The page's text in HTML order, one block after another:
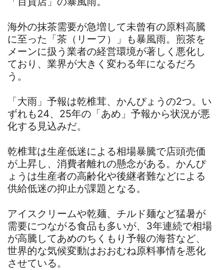
海外の抹茶需要が急増して未曾有の原料高騰
に至った「茶（リーフ）」も暴風雨。煎茶を
メーンに扱う業者の経営環境が著しく悪化し
ており、業界が大きく変わる年になるだろ
う。
「大雨」予報は乾椎茸、かんぴょうの2つ。い
ずれも24、25年の「あめ」予報から状況が悪
化する見込みだ。
乾椎茸は生産低迷による相場暴騰で店頭売価
が上昇し、消費者離れの懸念がある。かんぴ
ょうは生産者の高齢化や後継者難などによる
供給低迷の抑止が課題となる。
アイスクリームや乾麺、チルド麺など猛暑が
需要につながる食品も多いが、3年連続で相場
が高騰してあめのちくもり予報の海苔など、
世界的な気候変動はおおむね原料事情を悪化
させている。